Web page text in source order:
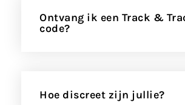
Ontvang ik een Track &
code?
Hoe discreet zijn jullie?